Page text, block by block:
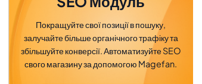
Покращуйте свої позиції в пошуку,
залучайте більше органічного трафіку та
збільшуйте конверсії. Автоматизуйте SEO
свого магазину за допомогою Magefan.